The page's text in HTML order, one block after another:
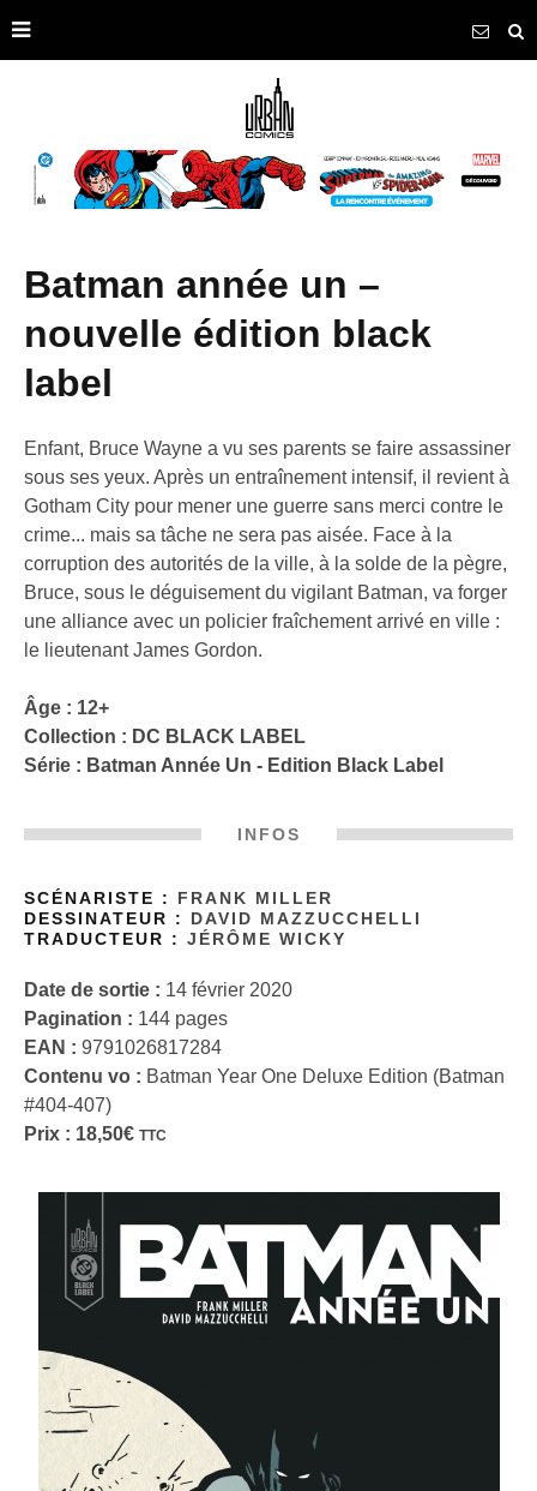
batman année un –
nouvelle édition black
label
Enfant, Bruce Wayne a vu ses parents se faire assassiner
sous ses yeux. Après un entraînement intensif, il revient à
Gotham City pour mener une guerre sans merci contre le
crime... mais sa tâche ne sera pas aisée. Face à la
corruption des autorités de la ville, à la solde de la pègre,
Bruce, sous le déguisement du vigilant Batman, va forger
une alliance avec un policier fraîchement arrivé en ville :
le lieutenant James Gordon.
Âge : 12+
Collection : DC BLACK LABEL
Série : Batman Année Un - Edition Black Label
INFOS
SCÉNARISTE :
FRANK MILLER
DESSINATEUR :
DAVID MAZZUCCHELLI
TRADUCTEUR : JÉRÔME WICKY
Date de sortie : 14 février 2020
Pagination : 144 pages
EAN : 9791026817284
Contenu vo : Batman Year One Deluxe Edition (Batman
#404-407)
Prix : 18,50€ TTC